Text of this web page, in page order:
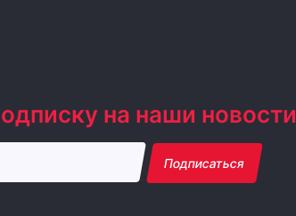
на наши новости
Подписаться